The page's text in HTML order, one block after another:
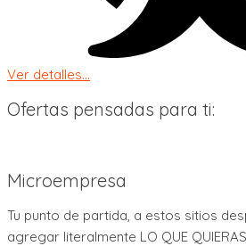
Ver detalles...
Ofertas pensadas para ti:
Microempresa
Tu punto de partida, a estos sitios
agregar literalmente LO QUE